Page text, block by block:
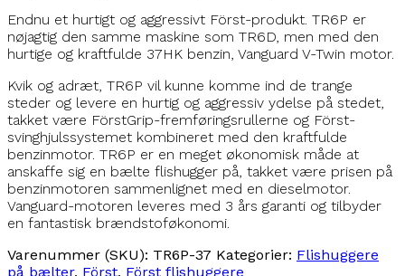
Endnu et hurtigt og aggressivt Först-produkt. TR6P er
nøjagtig den samme maskine som TR6D, men med den
hurtige og kraftfulde 37HK benzin, Vanguard V-Twin motor.
Kvik og adræt, TR6P vil kunne komme ind de trange
steder og levere en hurtig og aggressiv ydelse på stedet,
takket være FörstGrip-fremføringsrullerne og Först-
svinghjulssystemet kombineret med den kraftfulde
benzinmotor. TR6P er en meget økonomisk måde at
anskaffe sig en bælte flishugger på, takket være prisen på
benzinmotoren sammenlignet med en dieselmotor.
Vanguard-motoren leveres med 3 års garanti og tilbyder
en fantastisk brændstoføkonomi.
Varenummer (SKU): TR6P-37 Kategorier: Flishuggere
på bælter, Först, Först flishuggere